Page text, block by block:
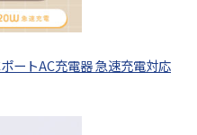
ートAC充電器 急速充電対応